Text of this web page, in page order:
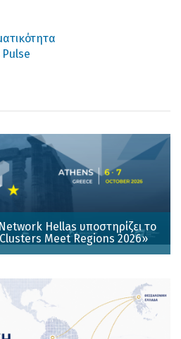
Hellas υποστηρίζει το
Meet Regions 2026»